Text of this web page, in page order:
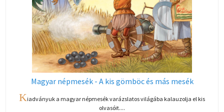
Magyar népmesék - A kis gömböc és más mesék
Kiadványuk a magyar népmesék varázslatos világába kalauzolja el kis
olvasóit....